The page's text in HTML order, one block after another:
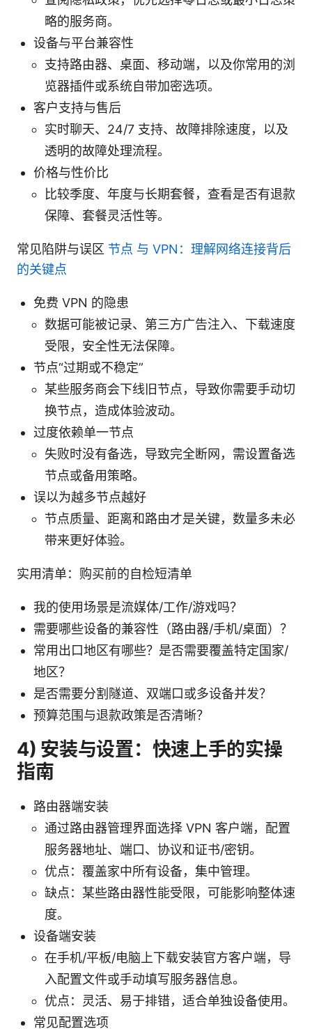
略的服务商。
设备与平台兼容性
支持路由器、桌面、移动端，以及你常用的浏
览器插件或系统自带加密选项。
客户支持与售后
实时聊天、24/7 支持、故障排除速度，以及
透明的故障处理流程。
价格与性价比
比较季度、年度与长期套餐，查看是否有退款
保障、套餐灵活性等。
常见陷阱与误区 节点 与 VPN：理解网络连接背后
的关键点
免费 VPN 的隐患
数据可能被记录、第三方广告注入、下载速度
受限，安全性无法保障。
节点“过期或不稳定”
某些服务商会下线旧节点，导致你需要手动切
换节点，造成体验波动。
过度依赖单一节点
失败时没有备选，导致完全断网，需设置备选
节点或备用策略。
误以为越多节点越好
节点质量、距离和路由才是关键，数量多未必
带来更好体验。
实用清单：购买前的自检短清单
我的使用场景是流媒体/工作/游戏吗？
需要哪些设备的兼容性（路由器/手机/桌面）？
常用出口地区有哪些？是否需要覆盖特定国家/
地区？
是否需要分割隧道、双端口或多设备并发？
预算范围与退款政策是否清晰？
4) 安装与设置：快速上手的实操
指南
路由器端安装
通过路由器管理界面选择 VPN 客户端，配置
服务器地址、端口、协议和证书/密钥。
优点：覆盖家中所有设备，集中管理。
缺点：某些路由器性能受限，可能影响整体速
度。
设备端安装
在手机/平板/电脑上下载安装官方客户端，导
入配置文件或手动填写服务器信息。
优点：灵活、易于排错，适合单独设备使用。
常见配置选项